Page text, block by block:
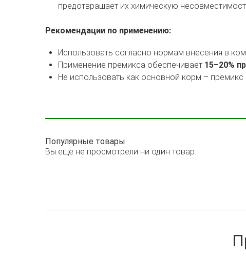
предотвращает их химическую
Рекомендации по применению:
Использовать согласно нормам внесения в
Применение премикса обеспечивает 15–20%
Не использовать как основной корм –
Популярные товары
Вы еще не просмотрели ни один товар.